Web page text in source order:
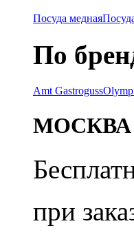
Посуда медная
По
Amt Gastroguss
МОСКВА
при